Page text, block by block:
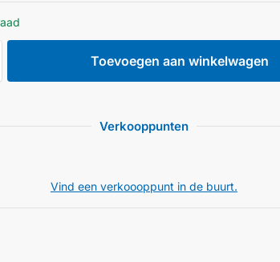
Toevoegen aan winkelwagen
Verkooppunten
Vind een verkoooppunt in de buurt.